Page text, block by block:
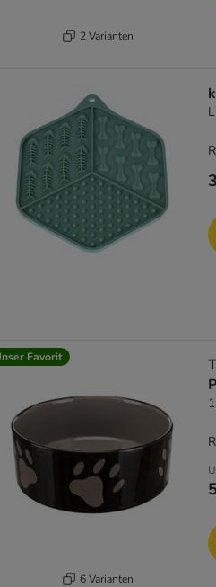
2 Varianten
Favorit
6 Varianten